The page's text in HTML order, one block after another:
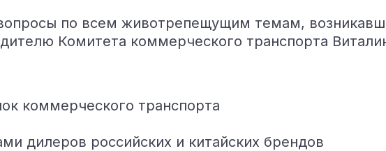
по всем животрепещущим темам,
Комитета коммерческого транспорта
коммерческого транспорта
дилеров российских и китайских брендов